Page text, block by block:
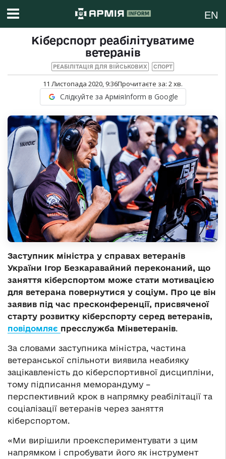
EN
Кіберспорт реабілітуватиме
ветеранів
РЕАБІЛІТАЦІЯ ДЛЯ ВІЙСЬКОВИХ СПОРТ
11 Листопада 2020, 9:36Прочитаєте за: 2хв.
Слідкуйте за АрміяInform в Google
Заступник міністра у справах ветеранів
України Ігор Безкаравайний переконаний, що
заняття кіберспортом може стати мотивацією
для ветерана повернутися у соціум. Про це він
заявив під час пресконференції, присвяченої
старту розвитку кіберспорту серед ветеранів,
повідомляє пресслужба Мінветеранів
За словами заступника міністра, частина
ветеранської спільноти виявила неабияку
зацікавленість до кіберспортивної дисципліни,
тому підписання меморандуму –
перспективний крок в напрямку реабілітації та
соціалізації ветеранів через заняття
кіберспортом.
«Ми вирішили проекспериментувати з цим
напрямком і спробувати його як інструмент